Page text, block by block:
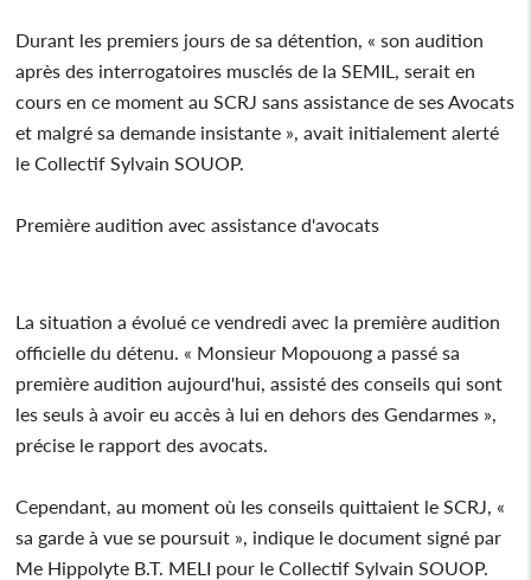
Durant les premiers jours de sa détention, « son audition
après des interrogatoires musclés de la SEMIL, serait en
cours en ce moment au SCRJ sans assistance de ses Avocats
et malgré sa demande insistante », avait initialement alerté
le Collectif Sylvain SOUOP.
Première audition avec assistance d'avocats
La situation a évolué ce vendredi avec la première audition
officielle du détenu. « Monsieur Mopouong a passé sa
première audition aujourd'hui, assisté des conseils qui sont
les seuls à avoir eu accès à lui en dehors des Gendarmes »,
précise le rapport des avocats.
Cependant, au moment où les conseils quittaient le SCRJ, «
sa garde à vue se poursuit », indique le document signé par
Me Hippolyte B.T. MELI pour le Collectif Sylvain SOUOP.